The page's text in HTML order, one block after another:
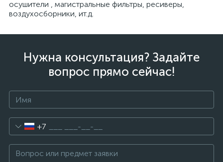
осушители , магистральные фильтры, ресиверы,
воздухосборники, ит.д.
Нужна консультация? Задайте
вопрос прямо сейчас!
+7